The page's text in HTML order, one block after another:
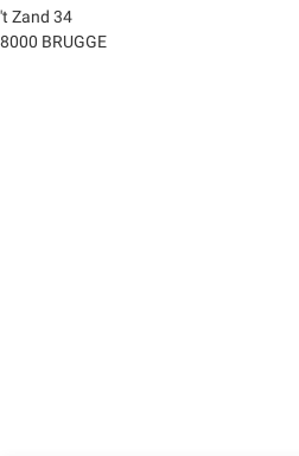
't Zand 34
8000 BRUGGE